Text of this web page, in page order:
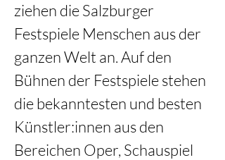
ziehen die Salzburger
Festspiele Menschen aus der
ganzen Welt an. Auf den
Bühnen der Festspiele stehen
die bekanntesten und besten
Künstler:innen aus den
Bereichen Oper, Schauspiel